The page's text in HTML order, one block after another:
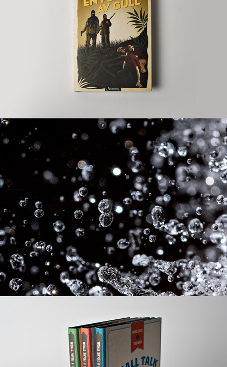
Drammen sacred music festival
Bokserie: Sosiale ferdigheter